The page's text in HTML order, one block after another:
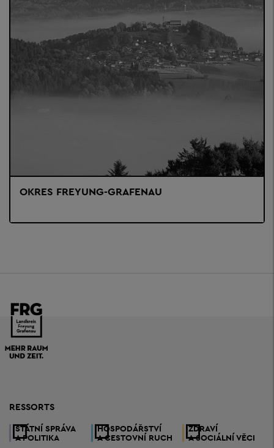
OKRES FREYUNG-GRAFENAU
RESSORTS
STÁTNÍ SPRÁVA
A POLITIKA
HOSPODÁŘSTVÍ
A CESTOVNÍ RUCH
ZDRAVÍ
A SOCIÁLNÍ VĚCI